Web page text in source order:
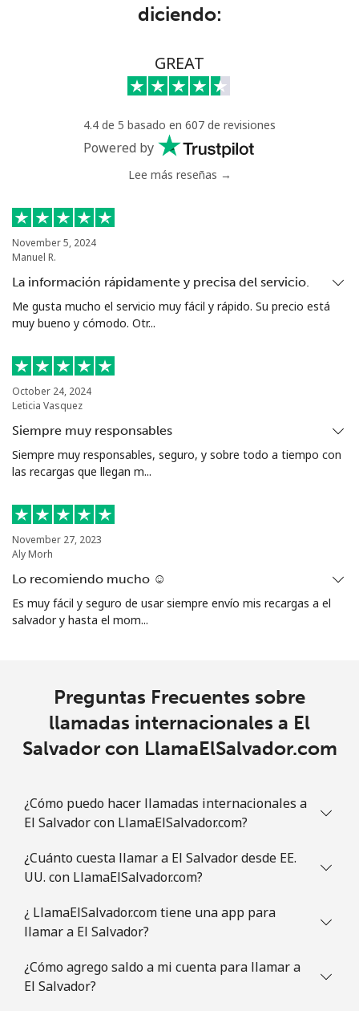
⁦$10⁩
⁦$10⁩
Línea fija
⁦$10⁩
Eswatini
Línea fija
Celular ⁦20.5¢⁩
Celular ⁦29.9¢⁩
⁦$10⁩
diciendo:
GREAT
4.4 de 5 basado en 607 de revisiones
Powered by
Lee más reseñas →
November 5, 2024
Manuel R.
La información rápidamente y precisa del servicio.
Me gusta mucho el servicio muy fácil y rápido. Su precio está
muy bueno y cómodo. Otr...
October 24, 2024
Leticia Vasquez
Siempre muy responsables
Siempre muy responsables, seguro, y sobre todo a tiempo con
las recargas que llegan m...
November 27, 2023
Aly Morh
Lo recomiendo mucho ☺️
Es muy fácil y seguro de usar siempre envío mis recargas a el
salvador y hasta el mom...
Preguntas Frecuentes sobre
llamadas internacionales a El
Salvador con LlamaElSalvador.com
¿Cómo puedo hacer llamadas internacionales a
El Salvador con LlamaElSalvador.com?
¿Cuánto cuesta llamar a El Salvador desde EE.
UU. con LlamaElSalvador.com?
¿ LlamaElSalvador.com tiene una app para
llamar a El Salvador?
¿Cómo agrego saldo a mi cuenta para llamar a
El Salvador?